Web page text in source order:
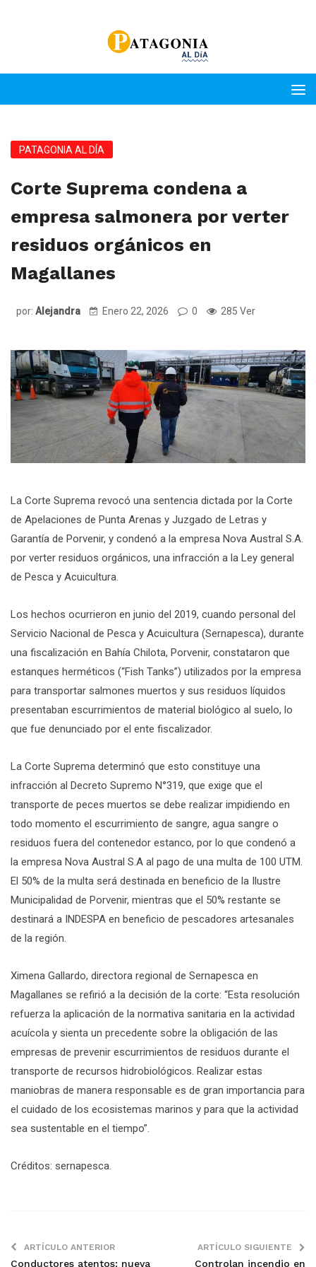
PATAGONIA AL DÍA
Corte Suprema condena a
empresa salmonera por verter
residuos orgánicos en
Magallanes
por: Alejandra Enero 22, 2026 0 285 Ver
La Corte Suprema revocó una sentencia dictada por la Corte
de Apelaciones de Punta Arenas y Juzgado de Letras y
Garantía de Porvenir, y condenó a la empresa Nova Austral S.A.
por verter residuos orgánicos, una infracción a la Ley general
de Pesca y Acuicultura.
Los hechos ocurrieron en junio del 2019, cuando personal del
Servicio Nacional de Pesca y Acuicultura (Sernapesca), durante
una fiscalización en Bahía Chilota, Porvenir, constataron que
estanques herméticos (“Fish Tanks”) utilizados por la empresa
para transportar salmones muertos y sus residuos líquidos
presentaban escurrimientos de material biológico al suelo, lo
que fue denunciado por el ente fiscalizador.
La Corte Suprema determinó que esto constituye una
infracción al Decreto Supremo N°319, que exige que el
transporte de peces muertos se debe realizar impidiendo en
todo momento el escurrimiento de sangre, agua sangre o
residuos fuera del contenedor estanco, por lo que condenó a
la empresa Nova Austral S.A al pago de una multa de 100 UTM.
El 50% de la multa será destinada en beneficio de la Ilustre
Municipalidad de Porvenir, mientras que el 50% restante se
destinará a INDESPA en beneficio de pescadores artesanales
de la región.
Ximena Gallardo, directora regional de Sernapesca en
Magallanes se refirió a la decisión de la corte: “Esta resolución
refuerza la aplicación de la normativa sanitaria en la actividad
acuícola y sienta un precedente sobre la obligación de las
empresas de prevenir escurrimientos de residuos durante el
transporte de recursos hidrobiológicos. Realizar estas
maniobras de manera responsable es de gran importancia para
el cuidado de los ecosistemas marinos y para que la actividad
sea sustentable en el tiempo”.
Créditos: sernapesca.
ARTÍCULO ANTERIOR
Conductores atentos: nueva
ARTÍCULO SIGUIENTE
Controlan incendio en